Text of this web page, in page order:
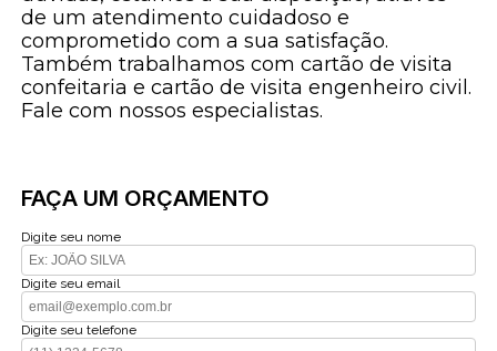
de um atendimento cuidadoso e
comprometido com a sua satisfação.
Também trabalhamos com cartão de visita
confeitaria e cartão de visita engenheiro civil.
Fale com nossos especialistas.
FAÇA UM ORÇAMENTO
Digite seu nome
Digite seu email
Digite seu telefone